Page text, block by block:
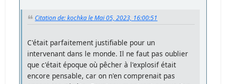
Citation de: kochka le Mai 05, 2023, 16:00:51
C'était parfaitement justifiable pour un
intervenant dans le monde. Il ne faut pas oublier
que c'était époque où pêcher à l'explosif était
encore pensable, car on n'en comprenait pas